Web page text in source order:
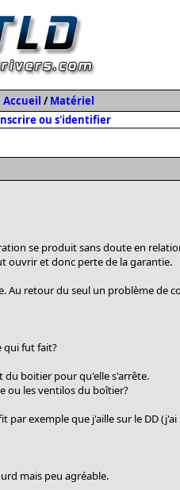
Accueil /Matériel
ou s'identifier
se produit sans doute en
ouvrir et donc perte de la garantie.
Au retour du seul un problème de
qui fut fait?
du boitier pour qu'elle s'arrête.
ou les ventilos du boîtier?
exemple que j'aille sur le DD
mais peu agréable.